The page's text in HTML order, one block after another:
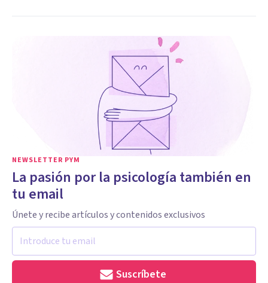
NEWSLETTER PYM
La pasión por la psicología también en
tu email
Únete y recibe artículos y contenidos exclusivos
Suscríbete